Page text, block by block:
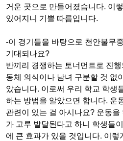
거운 곳으로 만들어졌습니다. 이
있어지니 기쁠 따름입니다.
-이 경기들을 바탕으로 천안불무
기대되나요?
반끼리 경쟁하는 토너먼트로 진
동체 의식이나 남녀 구분할 것 없
았습니다. 이로써 우리 학교 학생
하는 방법을 알았으면 합니다. 운
관련이 있는 걸 아시나요? 운동을
가 고루 발달된다고 하니 학생들
에 큰 효과가 있을 것입니다. 이